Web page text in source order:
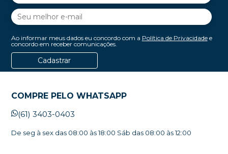
Ao informar meus dados eu concordo com a Política de Privacidadee
concordo em receber comunicações.
Cadastrar
COMPRE PELO WHATSAPP
(61) 3403-0403
De seg à sex das 08:00 às 18:00 Sáb das 08:00 às 12:00